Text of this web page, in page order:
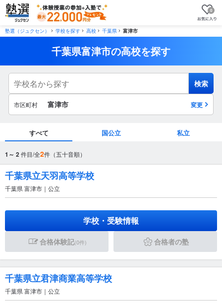
0
塾選（ジュクセン） 学校を探す 高校 千葉県 富津市
千葉県富津市の高校を探す
検索
市区町村 富津市 変更
市区町村
駅・路線から探す
すべて 国公立 私立
1～ 2件目/全2件（五十音順）
千葉県立天羽高等学校
千葉県 富津市｜公立
学校・受験情報
合格体験記(0件) 合格者の塾
千葉県立君津商業高等学校
千葉県 富津市｜公立